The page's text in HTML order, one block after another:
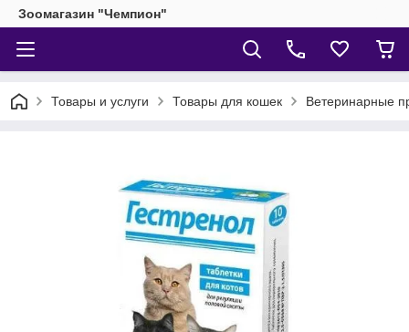
Зоомагазин "Чемпион"
Товары и услуги Товары для кошек Ветеринарные